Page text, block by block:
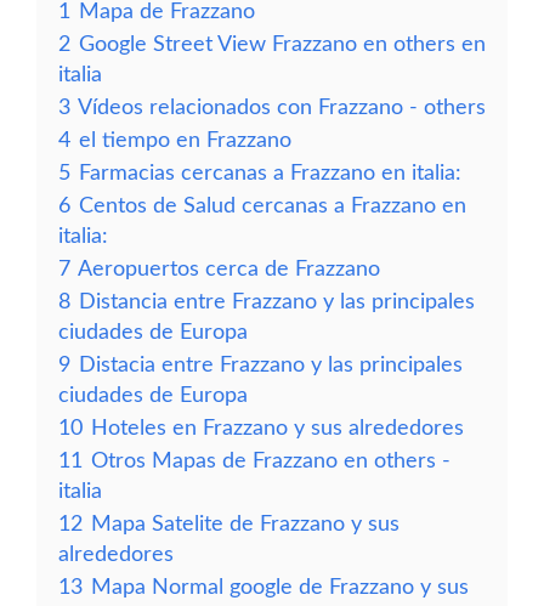
1
Mapa de Frazzano
2 Google Street View Frazzano en others en
italia
3 Vídeos relacionados con Frazzano - others
4 el tiempo en Frazzano
5 Farmacias cercanas a Frazzano en italia:
6 Centos de Salud cercanas a Frazzano en
italia:
7 Aeropuertos cerca de Frazzano
8 Distancia entre Frazzano y las principales
ciudades de Europa
9 Distacia entre Frazzano y las principales
ciudades de Europa
10 Hoteles en Frazzano y sus alrededores
11 Otros Mapas de Frazzano en others -
italia
12 Mapa Satelite de Frazzano y sus
alrededores
13 Mapa Normal google de Frazzano y sus